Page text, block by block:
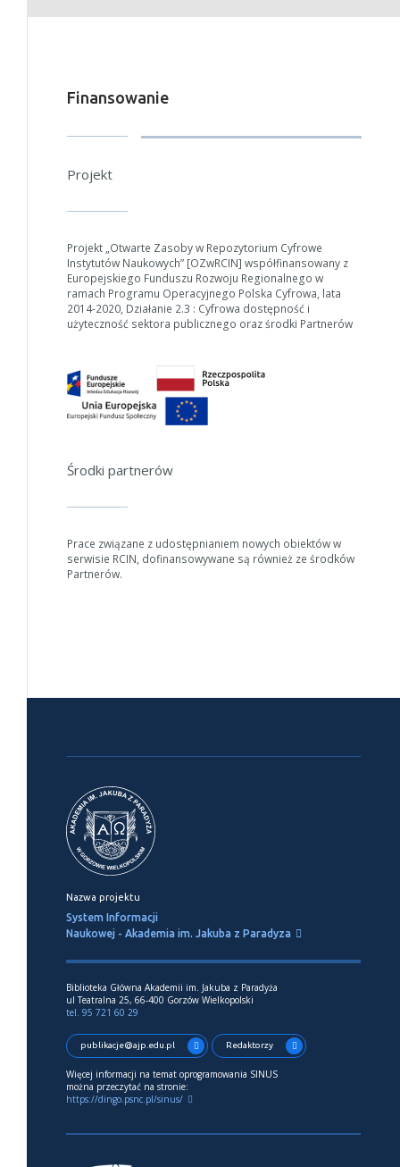
Jeśli generowanie trwa zbyt długo można ograniczyć dane np.
zmniejszając zakres lat.
Finansowanie
Projekt
Projekt „Otwarte Zasoby w Repozytorium Cyfrowe
Instytutów Naukowych” [OZwRCIN] współfinansowany z
Europejskiego Funduszu Rozwoju Regionalnego w
ramach Programu Operacyjnego Polska Cyfrowa, lata
2014-2020, Działanie 2.3 : Cyfrowa dostępność i
użyteczność sektora publicznego oraz środki Partnerów
Środki partnerów
Prace związane z udostępnianiem nowych obiektów w
serwisie RCIN, dofinansowywane są również ze środków
Partnerów.
Nazwa projektu
System Informacji
Naukowej - Akademia im. Jakuba z Paradyza
Biblioteka Główna Akademii im. Jakuba z Paradyża
ul Teatralna 25, 66-400 Gorzów Wielkopolski
tel. 95 721 60 29
publikacje@ajp.edu.pl Redaktorzy
Więcej informacji na temat oprogramowania SINUS
można przeczytać na stronie:
https://dingo.psnc.pl/sinus/